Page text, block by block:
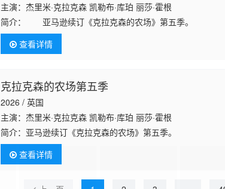
主演：杰里米·克拉克森 凯勒布·库珀 丽莎·霍根
简介：
亚马逊续订《克拉克森的农场》第五季。
查看详情
克拉克森的农场第五季
2026 / 英国
主演：杰里米·克拉克森 凯勒布·库珀 丽莎·霍根
简介： 亚马逊续订《克拉克森的农场》第五季。
查看详情